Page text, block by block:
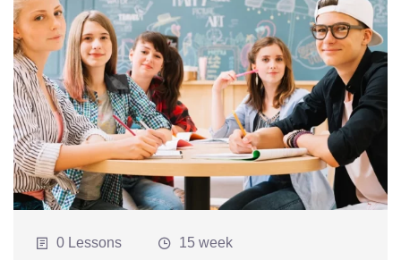
0 Lessons 15 week